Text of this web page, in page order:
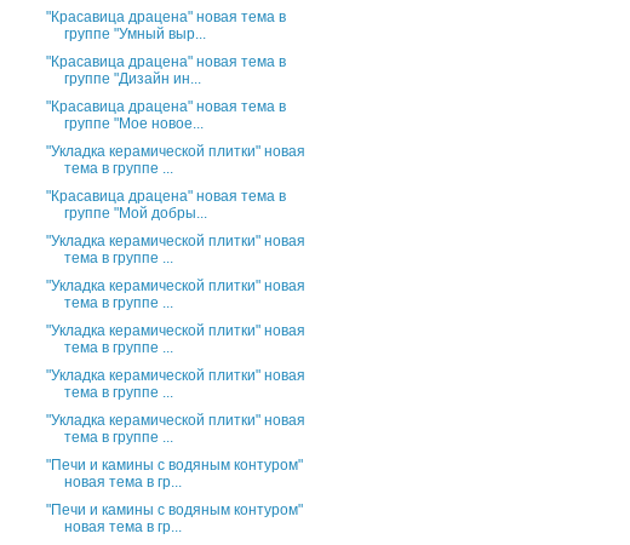
"Красавица драцена" новая тема в
группе "Умный выр...
"Красавица драцена" новая тема в
группе "Дизайн ин...
"Красавица драцена" новая тема в
группе "Мое новое...
"Укладка керамической плитки" новая
тема в группе ...
"Красавица драцена" новая тема в
группе "Мой добры...
"Укладка керамической плитки" новая
тема в группе ...
"Укладка керамической плитки" новая
тема в группе ...
"Укладка керамической плитки" новая
тема в группе ...
"Укладка керамической плитки" новая
тема в группе ...
"Укладка керамической плитки" новая
тема в группе ...
"Печи и камины с водяным контуром"
новая тема в гр...
"Печи и камины с водяным контуром"
новая тема в гр...